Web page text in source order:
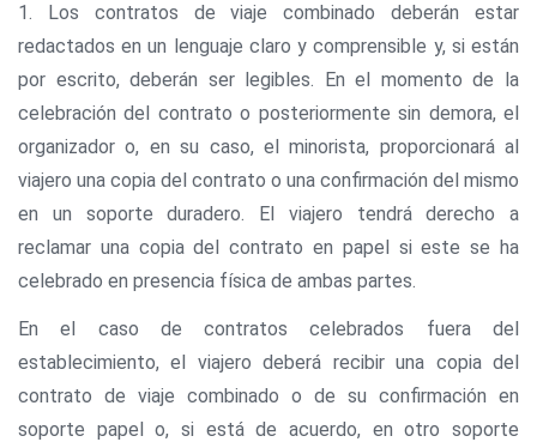
1. Los contratos de viaje combinado deberán estar
redactados en un lenguaje claro y comprensible y, si están
por escrito, deberán ser legibles. En el momento de la
celebración del contrato o posteriormente sin demora, el
organizador o, en su caso, el minorista, proporcionará al
viajero una copia del contrato o una confirmación del mismo
en un soporte duradero. El viajero tendrá derecho a
reclamar una copia del contrato en papel si este se ha
celebrado en presencia física de ambas partes.
En el caso de contratos celebrados fuera del
establecimiento, el viajero deberá recibir una copia del
contrato de viaje combinado o de su confirmación en
soporte papel o, si está de acuerdo, en otro soporte